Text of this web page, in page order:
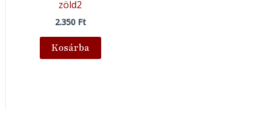
zöld2
2.350 Ft
Kosárba